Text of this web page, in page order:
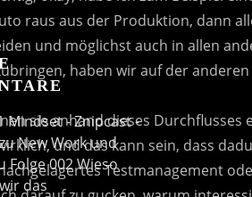
Mindset - Znipcast -
New Work und
Folge 002 Wieso
das